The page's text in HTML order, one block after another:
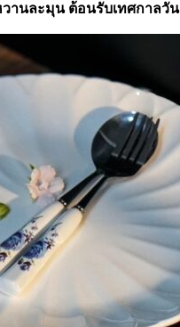
านละมุน ต้อนรับเทศกาล